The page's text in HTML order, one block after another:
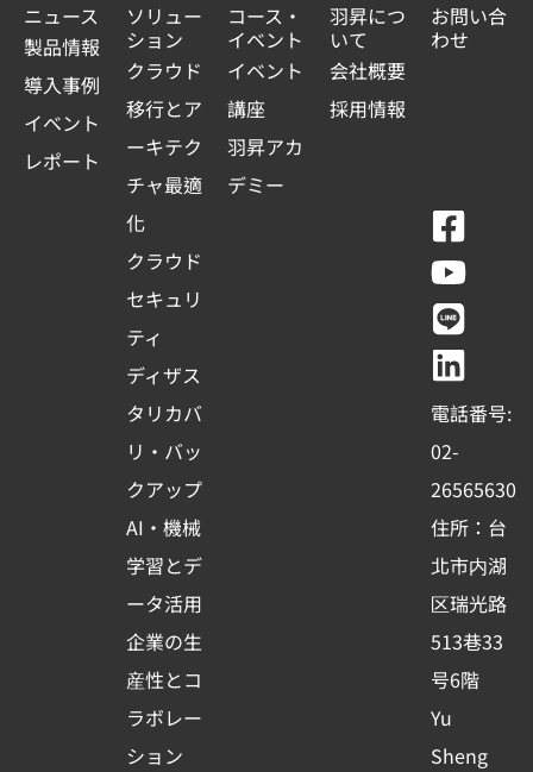
ニュース
製品情報
導入事例
イベント
レポート
ソリュー
ション
クラウド
移行とア
ーキテク
チャ最適
化
クラウド
セキュリ
ティ
ディザス
タリカバ
リ・バッ
クアップ
AI・機械
学習とデ
ータ活用
企業の生
産性とコ
ラボレー
ション
コース・
イベント
イベント
講座
羽昇アカ
デミー
羽昇につ
いて
会社概要
採用情報
お問い合
わせ
F
a
c
e
b
o
o
k
-
s
q
u
a
r
e
Y
o
u
t
u
b
e
L
i
n
e
L
i
n
k
e
d
i
n
電話番号:
02-
26565630
住所：台
北市内湖
区瑞光路
513巷33
号6階
Yu
Sheng